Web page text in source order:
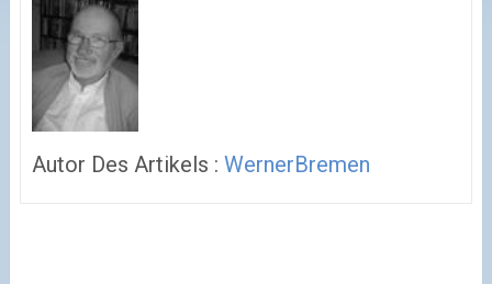
Autor Des Artikels : WernerBremen